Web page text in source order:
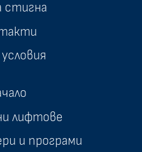
стигна
лифтове
и програми